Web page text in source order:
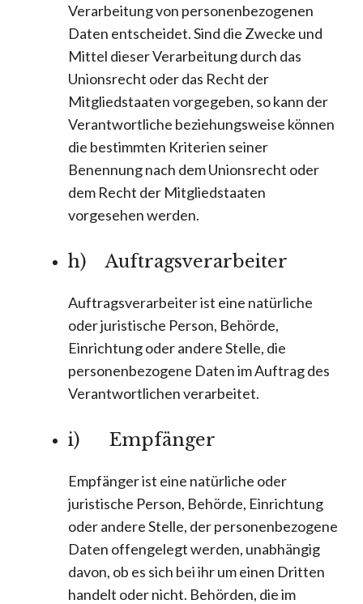
Verarbeitung von personenbezogenen
Daten entscheidet. Sind die Zwecke und
Mittel dieser Verarbeitung durch das
Unionsrecht oder das Recht der
Mitgliedstaaten vorgegeben, so kann der
Verantwortliche beziehungsweise können
die bestimmten Kriterien seiner
Benennung nach dem Unionsrecht oder
dem Recht der Mitgliedstaaten
vorgesehen werden.
h) Auftragsverarbeiter
Auftragsverarbeiter ist eine natürliche
oder juristische Person, Behörde,
Einrichtung oder andere Stelle, die
personenbezogene Daten im Auftrag des
Verantwortlichen verarbeitet.
i) Empfänger
Empfänger ist eine natürliche oder
juristische Person, Behörde, Einrichtung
oder andere Stelle, der personenbezogene
Daten offengelegt werden, unabhängig
davon, ob es sich bei ihr um einen Dritten
handelt oder nicht. Behörden, die im